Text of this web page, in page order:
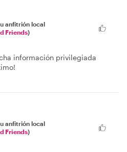
anfitrión local
Friends)
información privilegiada
anfitrión local
Friends)